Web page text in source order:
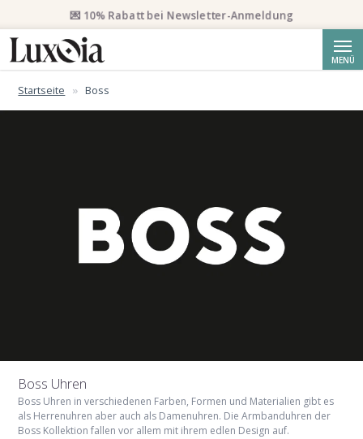
MENÜ
Startseite Boss
Boss Uhren
Boss Uhren in verschiedenen Farben, Formen und Materialien gibt es
als Herrenuhren aber auch als Damenuhren. Die Armbanduhren der
Boss Kollektion fallen vor allem mit ihrem edlen Design auf.
📦 Priority Versand ab CHF 50 kostenlos. Eingeschriebener Priority
Versand ab CHF 250.